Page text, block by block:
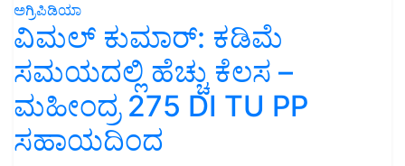
ಅಗ್ರಿಪಿಡಿಯಾ
ವಿಮಲ್ ಕುಮಾರ್: ಕಡಿಮೆ
ಸಮಯದಲ್ಲಿ ಹೆಚ್ಚು ಕೆಲಸ –
ಮಹೀಂದ್ರ 275 DI TU PP
ಸಹಾಯದಿಂದ